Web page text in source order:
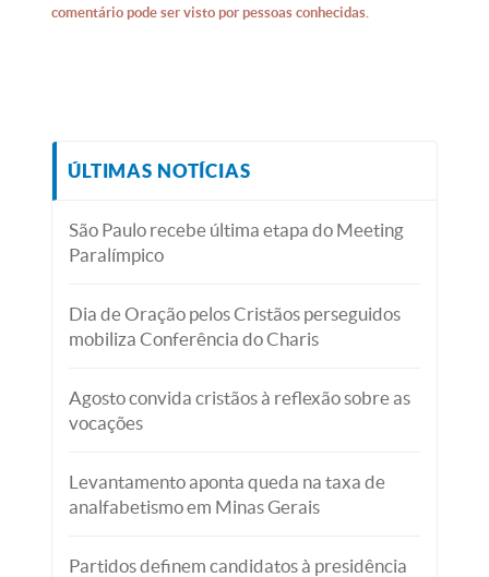
comentário pode ser visto por pessoas conhecidas.
ÚLTIMAS NOTÍCIAS
São Paulo recebe última etapa do Meeting
Paralímpico
Dia de Oração pelos Cristãos perseguidos
mobiliza Conferência do Charis
Agosto convida cristãos à reflexão sobre as
vocações
Levantamento aponta queda na taxa de
analfabetismo em Minas Gerais
Partidos definem candidatos à presidência